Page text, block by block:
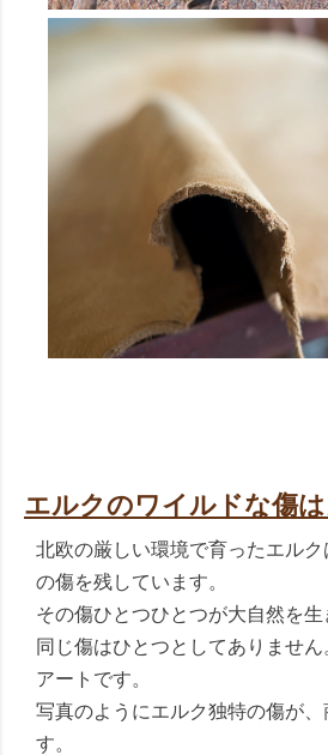
エルクのワイルドな傷
北欧の厳しい環境で育ったエルク
の傷を残しています。
その傷ひとつひとつが大自然を生
同じ傷はひとつとしてありませ
アートです。
写真のようにエルク独特の傷が、
す。